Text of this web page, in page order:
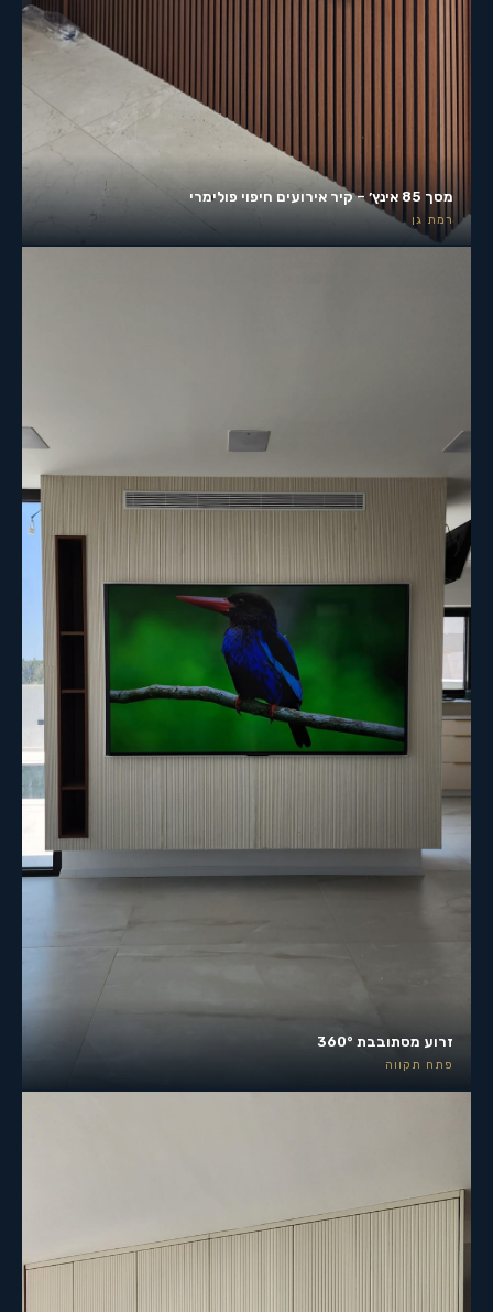
מסך 85 אינץ׳ – קיר אירועים חיפוי פולימרי
רמת גן
זרוע מסתובבת 360°
פתח תקווה